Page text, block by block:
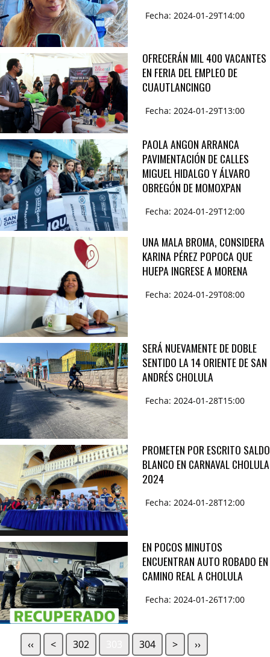
Fecha: 2024-01-29T14:00
OFRECERÁN MIL 400 VACANTES
EN FERIA DEL EMPLEO DE
CUAUTLANCINGO
Fecha: 2024-01-29T13:00
PAOLA ANGON ARRANCA
PAVIMENTACIÓN DE CALLES
MIGUEL HIDALGO Y ÁLVARO
OBREGÓN DE MOMOXPAN
Fecha: 2024-01-29T12:00
UNA MALA BROMA, CONSIDERA
KARINA PÉREZ POPOCA QUE
HUEPA INGRESE A MORENA
Fecha: 2024-01-29T08:00
SERÁ NUEVAMENTE DE DOBLE
SENTIDO LA 14 ORIENTE DE SAN
ANDRÉS CHOLULA
Fecha: 2024-01-28T15:00
PROMETEN POR ESCRITO SALDO
BLANCO EN CARNAVAL CHOLULA
2024
Fecha: 2024-01-28T12:00
EN POCOS MINUTOS
ENCUENTRAN AUTO ROBADO EN
CAMINO REAL A CHOLULA
Fecha: 2024-01-26T17:00
‹‹ < 302 304 > ››